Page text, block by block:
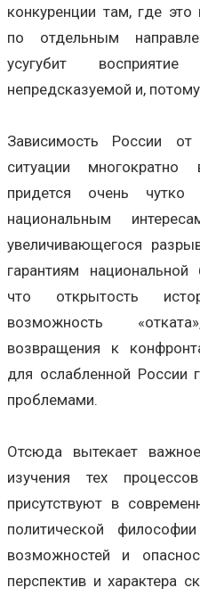
конкуренции там, где
по отдельным
усугубит
непредсказуемой и,
Зависимость Poccии
ситуации многократно
придется очень
национальным
увеличивающегося
гарантиям
что открытость
возможность
возвращения к
для ослабленной России
проблемами.
Отсюда вытекает
изучения тех
присутствуют в
политической
возможностей и
перспектив и характера